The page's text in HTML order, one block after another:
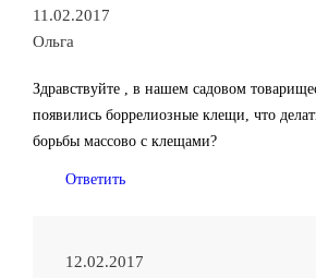
11.02.2017
Ольга
Здравствуйте , в нашем садовом
появились боррелиозные клещи, что
борьбы массово с клещами?
Ответить
12.02.2017